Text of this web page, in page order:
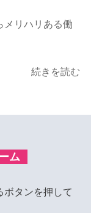
メリハリある働
続きを読む
ム
ボタンを押して